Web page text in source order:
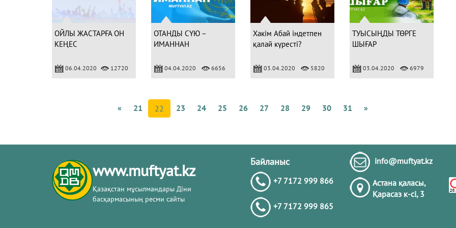
ОЙЛЫ ЖАСТАРҒА ОН
КЕҢЕС
06.04.2020 12720
ОТАНДЫ СҮЮ –
ИМАННАН
04.04.2020 6656
Хакім Абай індетпен
қалай күресті?
03.04.2020 5820
ТУЫСЫҢДЫ ТӨРГЕ
ШЫҒАР
03.04.2020 6979
« 21 22 23 24 25 26 27 28 29 30 31 »
www.muftyat.kz
Қазақстан мұсылмандары Діни
басқармасының ресми сайты
Байланыс
+7 7172 999 866
+7 7172 999 865
info@muftyat.kz
Астана қаласы,
Қарасаз к-сi, 3